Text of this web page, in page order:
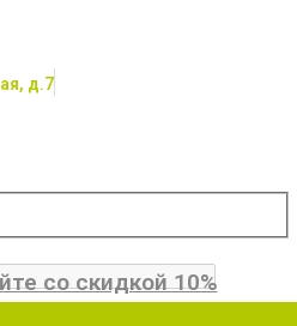
д.7
со скидкой 10%